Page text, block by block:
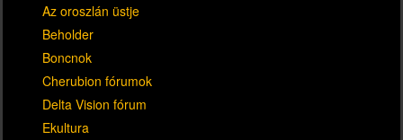
Az oroszlán üstje
Beholder
Boncnok
Cherubion fórumok
Delta Vision fórum
Ekultura